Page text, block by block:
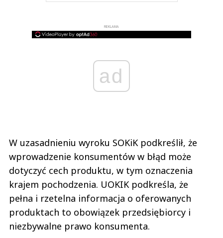
REKLAMA
ad
W uzasadnieniu wyroku SOKiK podkreślił, że
wprowadzenie konsumentów w błąd może
dotyczyć cech produktu, w tym oznaczenia
krajem pochodzenia. UOKIK podkreśla, że
pełna i rzetelna informacja o oferowanych
produktach to obowiązek przedsiębiorcy i
niezbywalne prawo konsumenta.